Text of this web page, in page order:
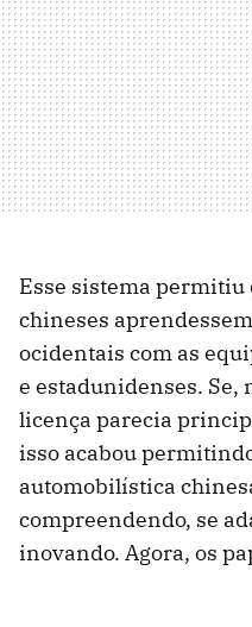
Esse sistema permitiu
chineses
ocidentais com as
e estadunidenses. Se,
licença parecia
isso acabou
automobilística
compreendendo, se
inovando. Agora, os